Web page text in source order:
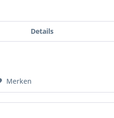
Details
Merken